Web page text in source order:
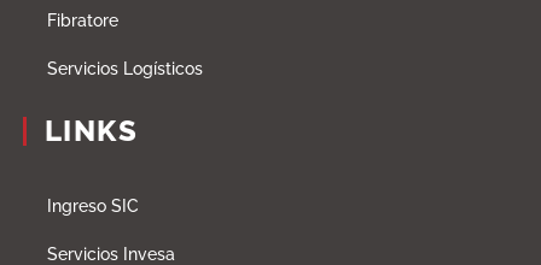
Fibratore
Servicios Logísticos
LINKS
Ingreso SIC
Servicios Invesa